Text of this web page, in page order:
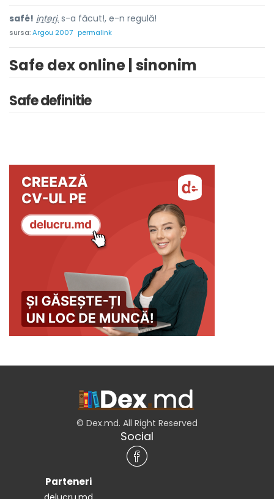
safé! interj. s-a făcut!, e-n regulă!
sursa:Argou 2007 permalink
Safe dex online | sinonim
Safe definitie
© Dex.md. All Right Reserved
Social
Parteneri